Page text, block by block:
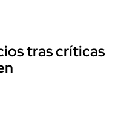
tras críticas